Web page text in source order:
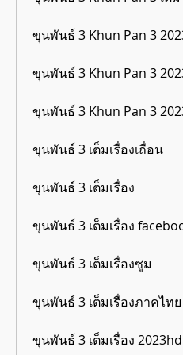
ขุนพันธ์ 3 Khun Pan 3
ขุนพันธ์ 3 Khun Pan 3
ขุนพันธ์ 3 Khun Pan 3
ขุนพันธ์ 3 เต็มเรื่องเถื่อน
ขุนพันธ์ 3 เต็มเรื่อง
ขุนพันธ์ 3 เต็มเรื่อง
ขุนพันธ์ 3 เต็มเรื่องซูม
ขุนพันธ์ 3 เต็มเรื่องภาคไทย
ขุนพันธ์ 3 เต็มเรื่อง 2023hd